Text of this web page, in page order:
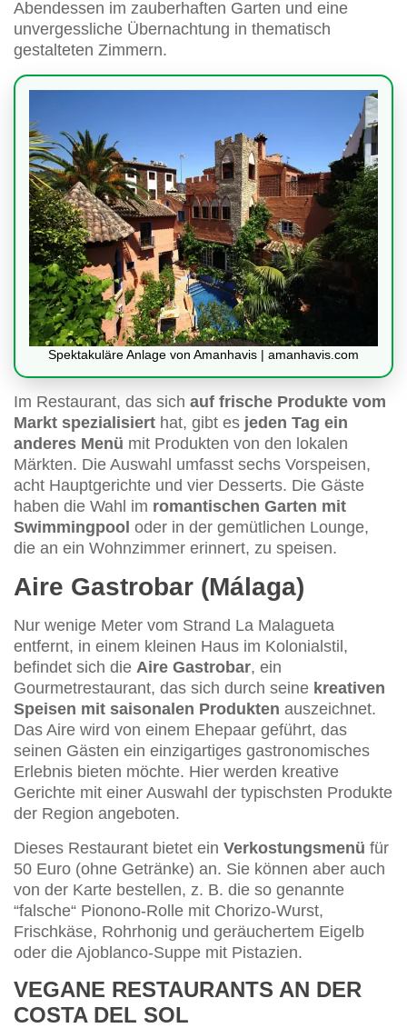
Abendessen im zauberhaften Garten und eine
unvergessliche Übernachtung in thematisch
gestalteten Zimmern.
Spektakuläre Anlage von Amanhavis | amanhavis.com
Im Restaurant, das sich auf frische Produkte vom
Markt spezialisiert hat, gibt es jeden Tag ein
anderes Menü mit Produkten von den lokalen
Märkten. Die Auswahl umfasst sechs Vorspeisen,
acht Hauptgerichte und vier Desserts. Die Gäste
haben die Wahl im romantischen Garten mit
Swimmingpool oder in der gemütlichen Lounge,
die an ein Wohnzimmer erinnert, zu speisen.
Aire Gastrobar (Málaga)
Nur wenige Meter vom Strand La Malagueta
entfernt, in einem kleinen Haus im Kolonialstil,
befindet sich die Aire Gastrobar, ein
Gourmetrestaurant, das sich durch seine kreativen
Speisen mit saisonalen Produkten auszeichnet.
Das Aire wird von einem Ehepaar geführt, das
seinen Gästen ein einzigartiges gastronomisches
Erlebnis bieten möchte. Hier werden kreative
Gerichte mit einer Auswahl der typischsten Produkte
der Region angeboten.
Dieses Restaurant bietet ein Verkostungsmenü für
50 Euro (ohne Getränke) an. Sie können aber auch
von der Karte bestellen, z. B. die so genannte
“falsche“ Pionono-Rolle mit Chorizo-Wurst,
Frischkäse, Rohrhonig und geräuchertem Eigelb
oder die Ajoblanco-Suppe mit Pistazien.
VEGANE RESTAURANTS AN DER
COSTA DEL SOL